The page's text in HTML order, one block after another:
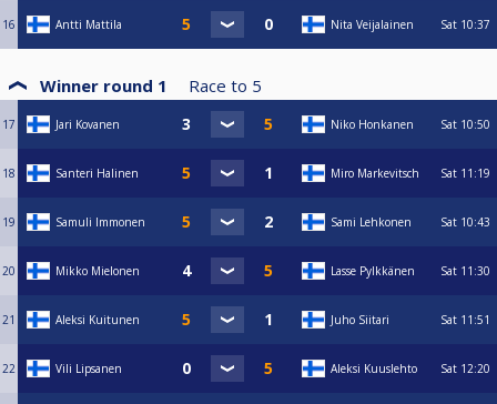
16 Antti Mattila Nita Veijalainen Sat 10:37
Winner round 1 Race to 5
17 Jari Kovanen Niko Honkanen Sat 10:50
18 Santeri Halinen Miro Markevitsch Sat 11:19
19 Samuli Immonen Sami Lehkonen Sat 10:43
20 Mikko Mielonen Lasse Pylkkänen Sat 11:30
21 Aleksi Kuitunen Juho Siitari Sat 11:51
22 Vili Lipsanen Aleksi Kuuslehto Sat 12:20